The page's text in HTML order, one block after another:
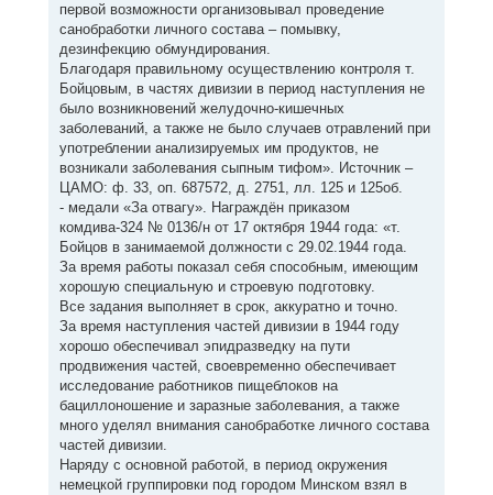
первой возможности организовывал проведение
санобработки личного состава – помывку,
дезинфекцию обмундирования.
Благодаря правильному осуществлению контроля т.
Бойцовым, в частях дивизии в период наступления не
было возникновений желудочно-кишечных
заболеваний, а также не было случаев отравлений при
употреблении анализируемых им продуктов, не
возникали заболевания сыпным тифом». Источник –
ЦАМО: ф. 33, оп. 687572, д. 2751, лл. 125 и 125об.
- медали «За отвагу». Награждён приказом
комдива-324 № 0136/н от 17 октября 1944 года: «т.
Бойцов в занимаемой должности с 29.02.1944 года.
За время работы показал себя способным, имеющим
хорошую специальную и строевую подготовку.
Все задания выполняет в срок, аккуратно и точно.
За время наступления частей дивизии в 1944 году
хорошо обеспечивал эпидразведку на пути
продвижения частей, своевременно обеспечивает
исследование работников пищеблоков на
бациллоношение и заразные заболевания, а также
много уделял внимания санобработке личного состава
частей дивизии.
Наряду с основной работой, в период окружения
немецкой группировки под городом Минском взял в